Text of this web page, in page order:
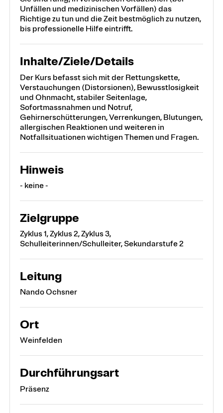
Unfällen und medizinischen Vorfällen) das
Richtige zu tun und die Zeit bestmöglich zu nutzen,
bis professionelle Hilfe eintrifft.
Inhalte/Ziele/Details
Der Kurs befasst sich mit der Rettungskette,
Verstauchungen (Distorsionen), Bewusstlosigkeit
und Ohnmacht, stabiler Seitenlage,
Sofortmassnahmen und Notruf,
Gehirnerschütterungen, Verrenkungen, Blutungen,
allergischen Reaktionen und weiteren in
Notfallsituationen wichtigen Themen und Fragen.
Hinweis
- keine -
Zielgruppe
Zyklus 1, Zyklus 2, Zyklus 3,
Schulleiterinnen/Schulleiter, Sekundarstufe 2
Leitung
Nando Ochsner
Ort
Weinfelden
Durchführungsart
Präsenz